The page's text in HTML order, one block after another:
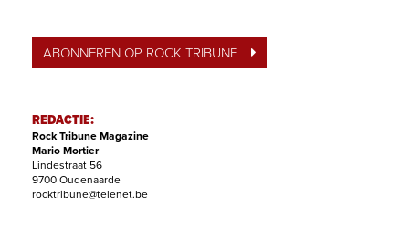
ABONNEREN OP ROCK TRIBUNE
REDACTIE:
Rock Tribune Magazine
Mario Mortier
Lindestraat 56
9700 Oudenaarde
rocktribune@telenet.be